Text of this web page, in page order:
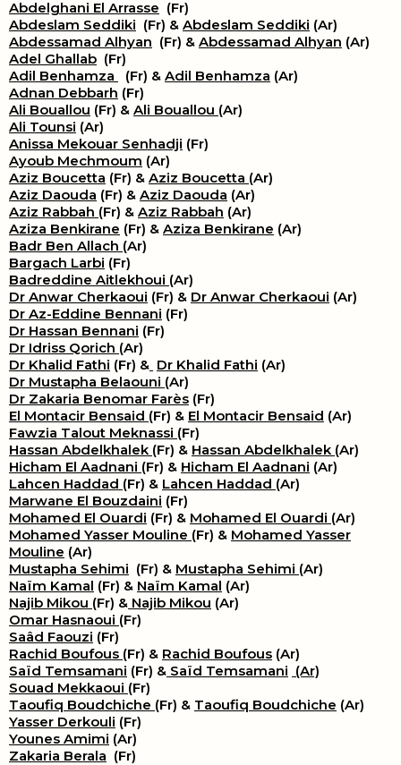
Abdelghani El Arrasse (Fr)
Abdeslam Seddiki (Fr) & Abdeslam Seddiki (Ar)
Abdessamad Alhyan (Fr) & Abdessamad Alhyan (Ar)
Adel Ghallab (Fr)
Adil Benhamza
(Fr) & Adil Benhamza (Ar)
Adnan Debbarh (Fr)
Ali Bouallou (Fr) & Ali Bouallou (Ar)
Ali Tounsi (Ar)
Anissa Mekouar Senhadji (Fr)
Ayoub Mechmoum (Ar)
Aziz Boucetta (Fr) & Aziz Boucetta (Ar)
Aziz Daouda (Fr) & Aziz Daouda (Ar)
Aziz Rabbah (Fr) & Aziz Rabbah (Ar)
Aziza Benkirane (Fr) & Aziza Benkirane (Ar)
Badr Ben Allach (Ar)
Bargach Larbi (Fr)
Badreddine Aitlekhoui (Ar)
Dr Anwar Cherkaoui (Fr) & Dr Anwar Cherkaoui (Ar)
Dr Az-Eddine Bennani (Fr)
Dr Hassan Bennani (Fr)
Dr Idriss Qorich (Ar)
Dr Khalid Fathi (Fr) & Dr Khalid Fathi (Ar)
Dr Mustapha Belaouni (Ar)
Dr Zakaria Benomar Farès (Fr)
El Montacir Bensaid (Fr) & El Montacir Bensaid (Ar)
Fawzia Talout Meknassi (Fr)
Hassan Abdelkhalek (Fr) & Hassan Abdelkhalek (Ar)
Hicham El Aadnani (Fr) & Hicham El Aadnani (Ar)
Lahcen Haddad (Fr) & Lahcen Haddad (Ar)
Marwane El Bouzdaini (Fr)
Mohamed El Ouardi (Fr) & Mohamed El Ouardi (Ar)
Mohamed Yasser Mouline (Fr) & Mohamed Yasser
Mouline (Ar)
Mustapha Sehimi (Fr) & Mustapha Sehimi (Ar)
Naïm Kamal (Fr) & Naïm Kamal (Ar)
Najib Mikou (Fr) & Najib Mikou (Ar)
Omar Hasnaoui (Fr)
Saâd Faouzi (Fr)
Rachid Boufous (Fr) & Rachid Boufous (Ar)
Saïd Temsamani (Fr) & Saïd Temsamani (Ar)
Souad Mekkaoui (Fr)
Taoufiq Boudchiche (Fr) & Taoufiq Boudchiche (Ar)
Yasser Derkouli (Fr)
Younes Amimi (Ar)
Zakaria Berala (Fr)